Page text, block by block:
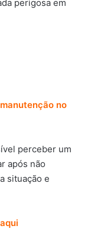
perigosa em
no
perceber um
após não
situação e